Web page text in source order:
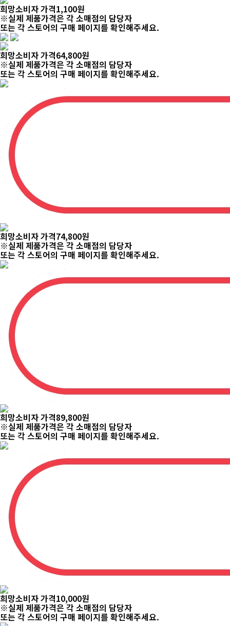
희망소비자 가격10,000원
※실제 제품가격은 각 소매점의 담당자
또는 각 스토어의 구매 페이지를 확인해주세요.
희망소비자 가격
※실제 제품가격은 각 소매점의 담당자
또는 각 스토어의 구매 페이지를 확인해주세요.
희망소비자 가격7,700원
※실제 제품가격은 각 소매점의 담당자
또는 각 스토어의 구매 페이지를 확인해주세요.
희망소비자 가격9,500원
※실제 제품가격은 각 소매점의 담당자
또는 각 스토어의 구매 페이지를 확인해주세요.
희망소비자 가격
※실제 제품가격은 각 소매점의 담당자
또는 각 스토어의 구매 페이지를 확인해주세요.
희망소비자 가격
※실제 제품가격은 각 소매점의 담당자
또는 각 스토어의 구매 페이지를 확인해주세요.
희망소비자 가격64,800원
※실제 제품가격은 각 소매점의 담당자
또는 각 스토어의 구매 페이지를 확인해주세요.
희망소비자 가격74,800원
※실제 제품가격은 각 소매점의 담당자
또는 각 스토어의 구매 페이지를 확인해주세요.